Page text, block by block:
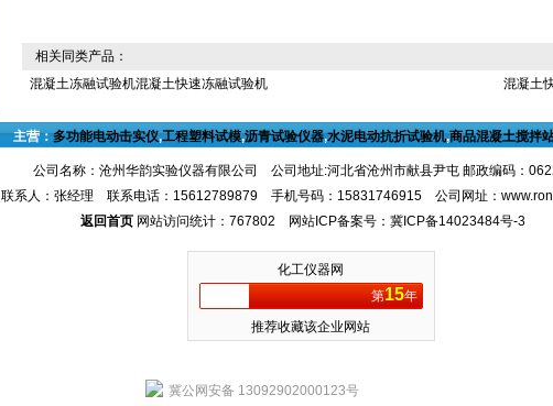
相关同类产品：
混凝土冻融试验机混凝土快速冻融试验机
混凝土
主营：多功能电动击实仪,工程塑料试模,沥青试验仪器,水泥电动抗折试验机,商品混凝土搅拌
公司名称：沧州华韵实验仪器有限公司 公司地址:河北省沧州市献县尹屯 邮政编码：
联系人：张经理 联系电话：15612789879 手机号码：15831746915 公司网址：
返回首页网站访问统计：767802 网站ICP备案号： 冀ICP备14023484号-3
化工仪器网
第15年
推荐收藏该企业网站
冀公网安备 13092902000123号